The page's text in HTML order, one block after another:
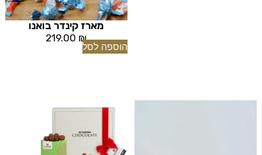
מארז קינדר בואנו
219.00 ₪
הוספה לסל